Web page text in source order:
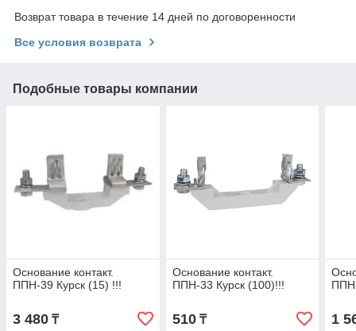
Возврат товара в течение 14 дней по договоренности
Все условия возврата
Подобные товары компании
Основание контакт.
ППН-39 Курск (15) !!!
3 480 ₸
Основание контакт.
ППН-33 Курск (100)!!!
510₸ 1